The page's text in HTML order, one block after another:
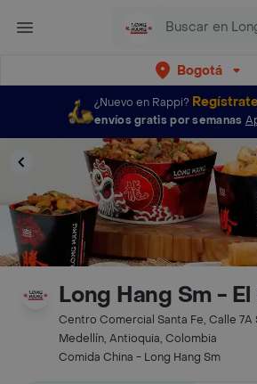
Bogotá
¿Nuevo en Rappi?
envíos gratis por semanas
Long Hang Sm -
Centro Comercial Santa Fe, Calle 7A
Medellín, Antioquia, Colombia
Comida China - Long Hang Sm